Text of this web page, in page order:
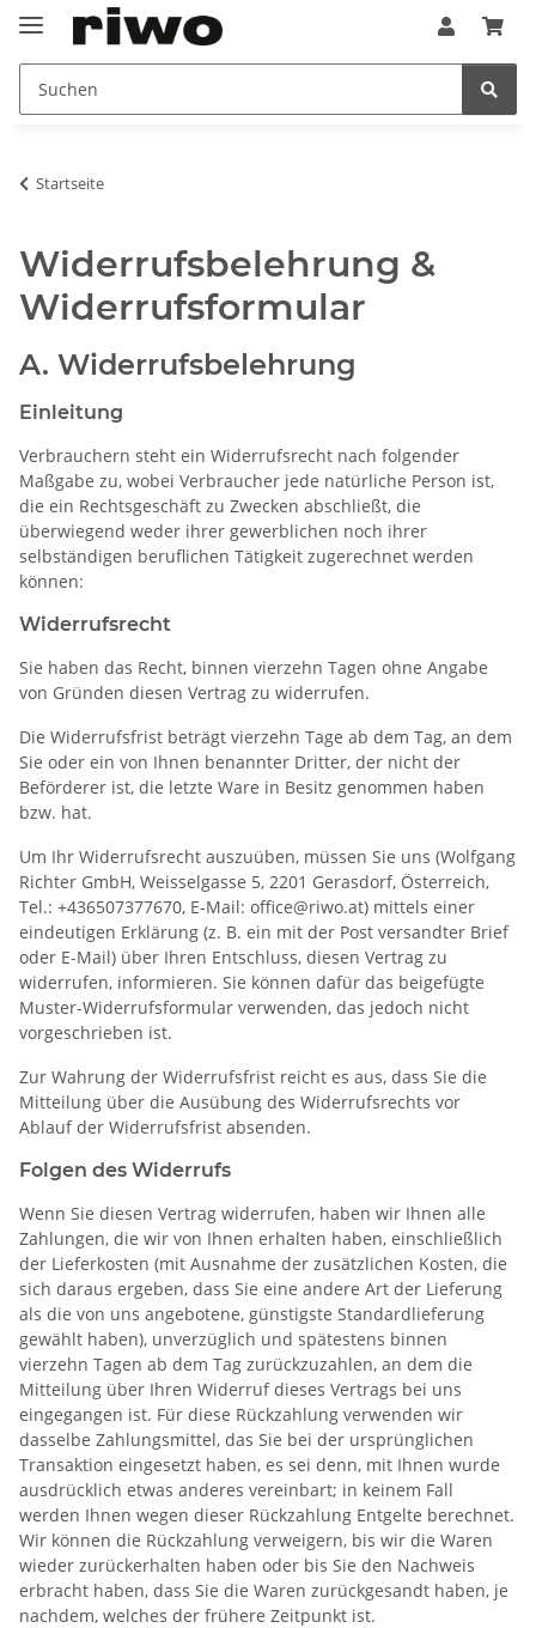
Startseite
Widerrufsbelehrung &
Widerrufsformular
A. Widerrufsbelehrung
Einleitung
Verbrauchern steht ein Widerrufsrecht nach folgender
Maßgabe zu, wobei Verbraucher jede natürliche Person ist,
die ein Rechtsgeschäft zu Zwecken abschließt, die
überwiegend weder ihrer gewerblichen noch ihrer
selbständigen beruflichen Tätigkeit zugerechnet werden
können:
Widerrufsrecht
Sie haben das Recht, binnen vierzehn Tagen ohne Angabe
von Gründen diesen Vertrag zu widerrufen.
Die Widerrufsfrist beträgt vierzehn Tage ab dem Tag, an dem
Sie oder ein von Ihnen benannter Dritter, der nicht der
Beförderer ist, die letzte Ware in Besitz genommen haben
bzw. hat.
Um Ihr Widerrufsrecht auszuüben, müssen Sie uns (Wolfgang
Richter GmbH, Weisselgasse 5, 2201 Gerasdorf, Österreich,
Tel.: +436507377670, E-Mail: office@riwo.at) mittels einer
eindeutigen Erklärung (z. B. ein mit der Post versandter Brief
oder E-Mail) über Ihren Entschluss, diesen Vertrag zu
widerrufen, informieren. Sie können dafür das beigefügte
Muster-Widerrufsformular verwenden, das jedoch nicht
vorgeschrieben ist.
Zur Wahrung der Widerrufsfrist reicht es aus, dass Sie die
Mitteilung über die Ausübung des Widerrufsrechts vor
Ablauf der Widerrufsfrist absenden.
Folgen des Widerrufs
Wenn Sie diesen Vertrag widerrufen, haben wir Ihnen alle
Zahlungen, die wir von Ihnen erhalten haben, einschließlich
der Lieferkosten (mit Ausnahme der zusätzlichen Kosten, die
sich daraus ergeben, dass Sie eine andere Art der Lieferung
als die von uns angebotene, günstigste Standardlieferung
gewählt haben), unverzüglich und spätestens binnen
vierzehn Tagen ab dem Tag zurückzuzahlen, an dem die
Mitteilung über Ihren Widerruf dieses Vertrags bei uns
eingegangen ist. Für diese Rückzahlung verwenden wir
dasselbe Zahlungsmittel, das Sie bei der ursprünglichen
Transaktion eingesetzt haben, es sei denn, mit Ihnen wurde
ausdrücklich etwas anderes vereinbart; in keinem Fall
werden Ihnen wegen dieser Rückzahlung Entgelte berechnet.
Wir können die Rückzahlung verweigern, bis wir die Waren
wieder zurückerhalten haben oder bis Sie den Nachweis
erbracht haben, dass Sie die Waren zurückgesandt haben, je
nachdem, welches der frühere Zeitpunkt ist.